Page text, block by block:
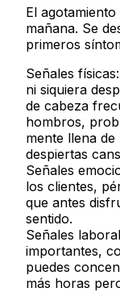
El
mañana. Se
primeros
Señales físicas:
ni siquiera
de cabeza
hombros,
mente llena
despiertas
Señales
los clientes,
que antes
sentido.
Señales
importantes,
puedes
más horas